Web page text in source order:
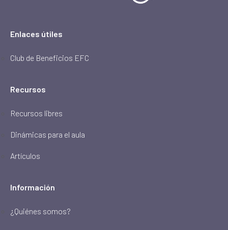
Enlaces útiles
Club de Beneficios EFC
Recursos
Recursos libres
Dinámicas para el aula
Artículos
Información
¿Quiénes somos?